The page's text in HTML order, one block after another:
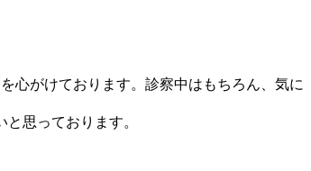
心がけております。診察中はもちろん、気に
思っております。